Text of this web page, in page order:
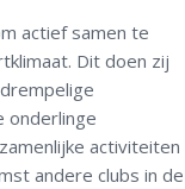
actief samen te
Dit doen zij
onderlinge
activiteiten
andere clubs in de